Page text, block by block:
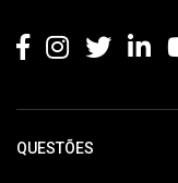
QUESTÕES